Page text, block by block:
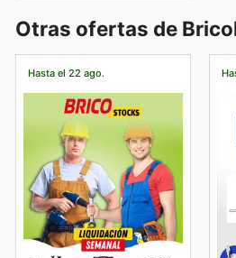
Otras ofertas de
Hasta el 22 ago.